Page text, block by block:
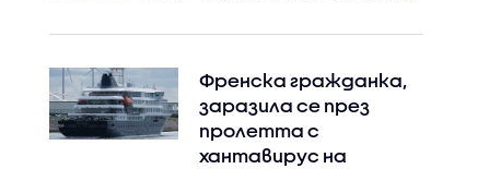
Френска гражданка,
заразила се през
пролетта с
хантавирус на